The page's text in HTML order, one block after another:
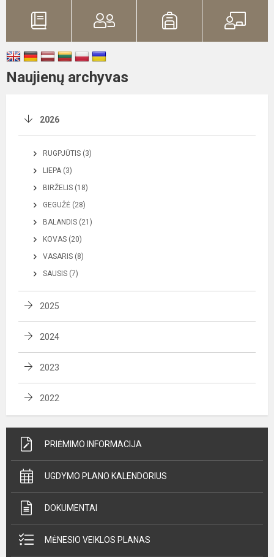
Naujienų archyvas
2026
RUGPJŪTIS (3)
LIEPA (3)
BIRŽELIS (18)
GEGUŽĖ (28)
BALANDIS (21)
KOVAS (20)
VASARIS (8)
SAUSIS (7)
2025
2024
2023
2022
PRIĖMIMO INFORMACIJA
UGDYMO PLANO KALENDORIUS
DOKUMENTAI
MĖNESIO VEIKLOS PLANAS